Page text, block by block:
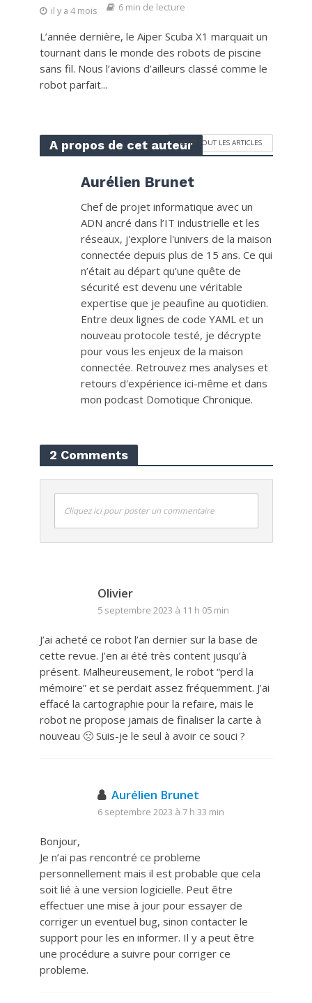
il y a 4 mois 6 min de lecture
L’année dernière, le Aiper Scuba X1 marquait un
tournant dans le monde des robots de piscine
sans fil. Nous l’avions d’ailleurs classé comme le
robot parfait...
A propos de cet auteurVOIR TOUT LES ARTICLES
Aurélien Brunet
Chef de projet informatique avec un
ADN ancré dans l’IT industrielle et les
réseaux, j'explore l'univers de la maison
connectée depuis plus de 15 ans. Ce qui
n’était au départ qu’une quête de
sécurité est devenu une véritable
expertise que je peaufine au quotidien.
Entre deux lignes de code YAML et un
nouveau protocole testé, je décrypte
pour vous les enjeux de la maison
connectée. Retrouvez mes analyses et
retours d'expérience ici-même et dans
mon podcast Domotique Chronique.
2 Comments
Cliquez ici pour poster un commentaire
Olivier
5 septembre 2023 à 11 h 05 min
J’ai acheté ce robot l’an dernier sur la base de
cette revue. J’en ai été très content jusqu’à
présent. Malheureusement, le robot “perd la
mémoire” et se perdait assez fréquemment. J’ai
effacé la cartographie pour la refaire, mais le
robot ne propose jamais de finaliser la carte à
nouveau 🙁 Suis-je le seul à avoir ce souci ?
Aurélien Brunet
6 septembre 2023 à 7 h 33 min
Bonjour,
Je n’ai pas rencontré ce probleme
personnellement mais il est probable que cela
soit lié à une version logicielle. Peut être
effectuer une mise à jour pour essayer de
corriger un eventuel bug, sinon contacter le
support pour les en informer. Il y a peut être
une procédure a suivre pour corriger ce
probleme.